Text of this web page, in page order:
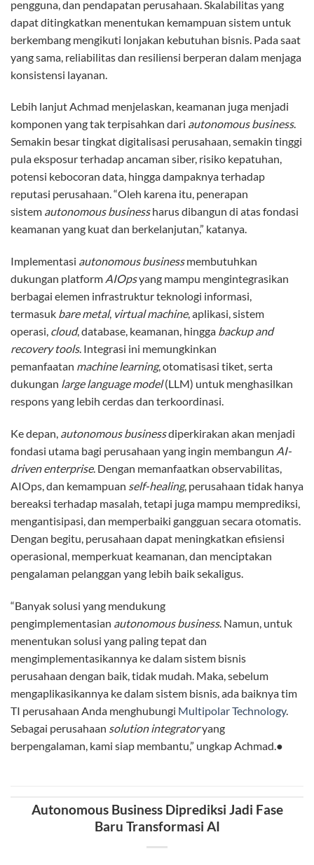
pengguna, dan pendapatan perusahaan. Skalabilitas yang
dapat ditingkatkan menentukan kemampuan sistem untuk
berkembang mengikuti lonjakan kebutuhan bisnis. Pada saat
yang sama, reliabilitas dan resiliensi berperan dalam menjaga
konsistensi layanan.
Lebih lanjut Achmad menjelaskan, keamanan juga menjadi
komponen yang tak terpisahkan dari autonomous business.
Semakin besar tingkat digitalisasi perusahaan, semakin tinggi
pula eksposur terhadap ancaman siber, risiko kepatuhan,
potensi kebocoran data, hingga dampaknya terhadap
reputasi perusahaan. “Oleh karena itu, penerapan
sistem autonomous businessharus dibangun di atas fondasi
keamanan yang kuat dan berkelanjutan,” katanya.
Implementasi autonomous businessmembutuhkan
dukungan platform AIOpsyang mampu mengintegrasikan
berbagai elemen infrastruktur teknologi informasi,
termasuk bare metal, virtual machine, aplikasi, sistem
operasi, cloud, database, keamanan, hingga backup and
recovery tools. Integrasi ini memungkinkan
pemanfaatan machine learning, otomatisasi tiket, serta
dukungan large language model(LLM) untuk menghasilkan
respons yang lebih cerdas dan terkoordinasi.
Ke depan, autonomous businessdiperkirakan akan menjadi
fondasi utama bagi perusahaan yang ingin membangun AI-
driven enterprise. Dengan memanfaatkan observabilitas,
AIOps, dan kemampuan self-healing, perusahaan tidak hanya
bereaksi terhadap masalah, tetapi juga mampu memprediksi,
mengantisipasi, dan memperbaiki gangguan secara otomatis.
Dengan begitu, perusahaan dapat meningkatkan efisiensi
operasional, memperkuat keamanan, dan menciptakan
pengalaman pelanggan yang lebih baik sekaligus.
“Banyak solusi yang mendukung
pengimplementasian autonomous business. Namun, untuk
menentukan solusi yang paling tepat dan
mengimplementasikannya ke dalam sistem bisnis
perusahaan dengan baik, tidak mudah. Maka, sebelum
mengaplikasikannya ke dalam sistem bisnis, ada baiknya tim
TI perusahaan Anda menghubungi Multipolar Technology.
Sebagai perusahaan solution integratoryang
berpengalaman, kami siap membantu,” ungkap Achmad.●
Autonomous Business Diprediksi Jadi Fase
Baru Transformasi AI